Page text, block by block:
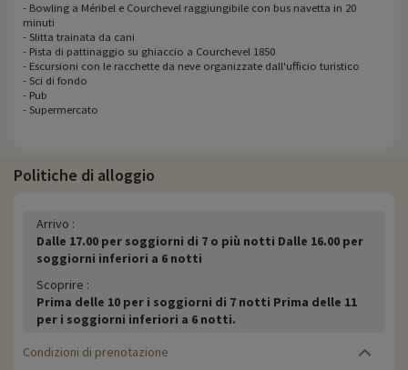
- Bowling a Méribel e Courchevel raggiungibile con bus navetta in 20
minuti
- Slitta trainata da cani
- Pista di pattinaggio su ghiaccio a Courchevel 1850
- Escursioni con le racchette da neve organizzate dall'ufficio turistico
- Sci di fondo
- Pub
- Supermercato
Politiche di alloggio
Arrivo :
Dalle 17.00 per soggiorni di 7 o più notti Dalle 16.00 per
soggiorni inferiori a 6 notti
Scoprire :
Prima delle 10 per i soggiorni di 7 notti Prima delle 11
per i soggiorni inferiori a 6 notti.
Condizioni di prenotazione